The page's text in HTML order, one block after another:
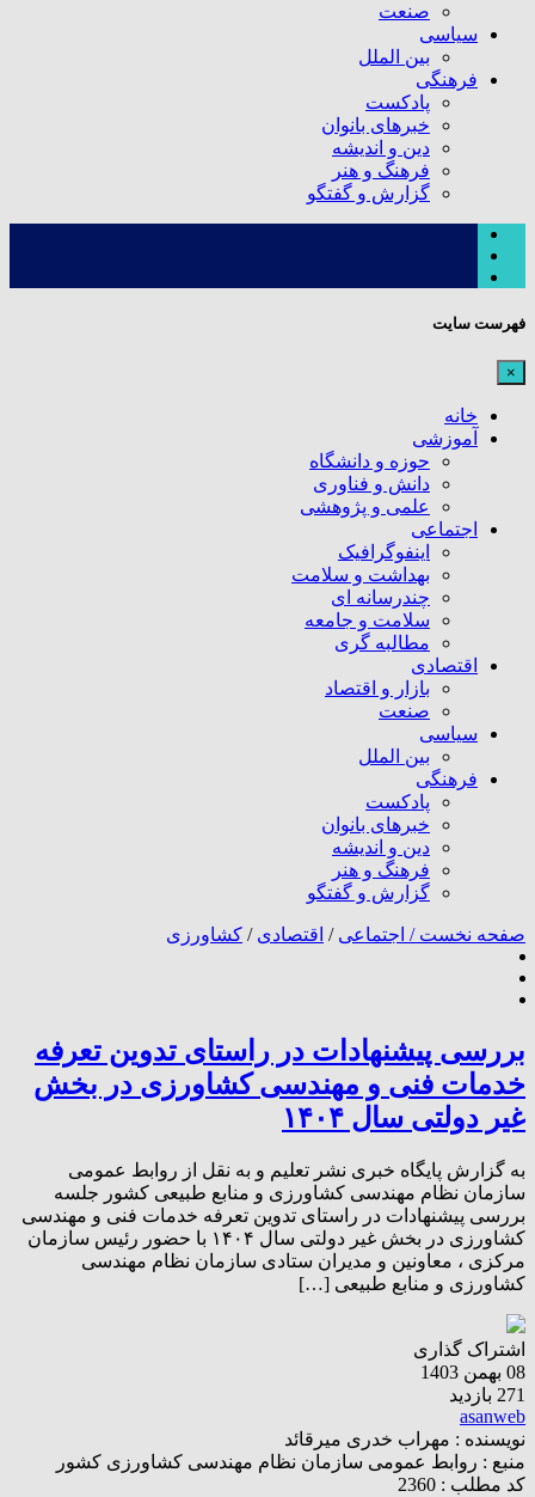
صنعت
سیاسی
بین الملل
فرهنگی
پادکست
خبرهای بانوان
دین و اندیشه
فرهنگ و هنر
گزارش و گفتگو
فهرست سایت
×
خانه
آموزشی
حوزه و دانشگاه
دانش و فناوری
علمی و پژوهشی
اجتماعی
اینفوگرافیک
بهداشت و سلامت
چندرسانه ای
سلامت و جامعه
مطالبه گری
اقتصادی
بازار و اقتصاد
صنعت
سیاسی
بین الملل
فرهنگی
پادکست
خبرهای بانوان
دین و اندیشه
فرهنگ و هنر
گزارش و گفتگو
صفحه نخست / اجتماعی / اقتصادی / کشاورزی
بررسی پیشنهادات در راستای تدوین تعرفه
خدمات فنی و مهندسی کشاورزی در بخش
غیر دولتی سال ۱۴۰۴
به گزارش پایگاه خبری نشر تعلیم و به نقل از روابط عمومی
سازمان نظام مهندسی کشاورزی و منابع طبیعی کشور جلسه
بررسی پیشنهادات در راستای تدوین تعرفه خدمات فنی و مهندسی
کشاورزی در بخش غیر دولتی سال ۱۴۰۴ با حضور رئیس سازمان
مرکزی ، معاونین و مدیران ستادی سازمان نظام مهندسی
کشاورزی و منابع طبیعی […]
اشتراک گذاری
08 بهمن 1403
271 بازدید
asanweb
نویسنده : مهراب خدری میرقائد
منبع : روابط عمومی سازمان نظام مهندسی کشاورزی کشور
کد مطلب : 2360